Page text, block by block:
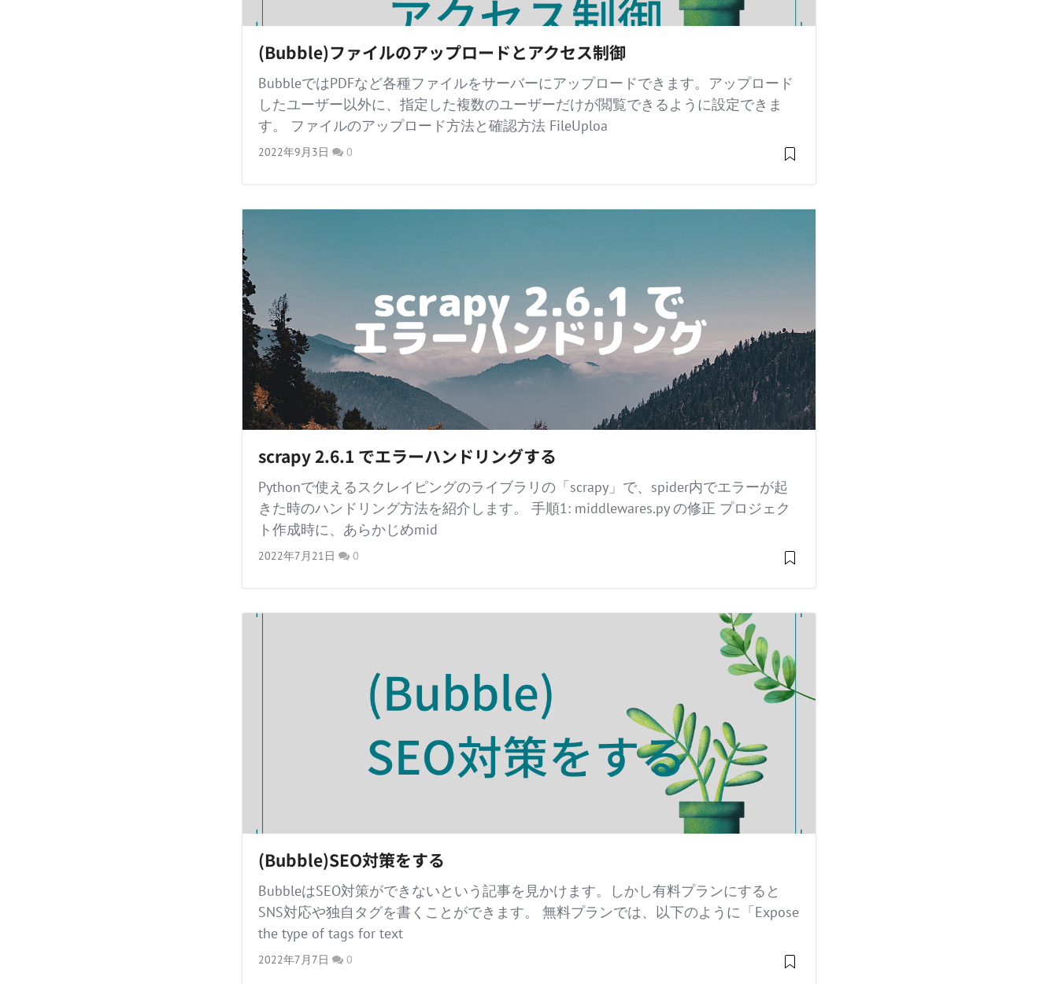
(Bubble)ファイルのアップロードとアクセス制御
BubbleではPDFなど各種ファイルをサーバーにアップロードできます。アップロード
したユーザー以外に、指定した複数のユーザーだけが閲覧できるように設定できま
す。 ファイルのアップロード方法と確認方法 FileUploa
2022年9月3日 0
scrapy 2.6.1 でエラーハンドリングする
Pythonで使えるスクレイピングのライブラリの「scrapy」で、spider内でエラーが起
きた時のハンドリング方法を紹介します。 手順1: middlewares.py の修正 プロジェク
ト作成時に、あらかじめmid
2022年7月21日 0
(Bubble)SEO対策をする
BubbleはSEO対策ができないという記事を見かけます。しかし有料プランにすると
SNS対応や独自タグを書くことができます。 無料プランでは、以下のように「Expose
the type of tags for text
2022年7月7日 0